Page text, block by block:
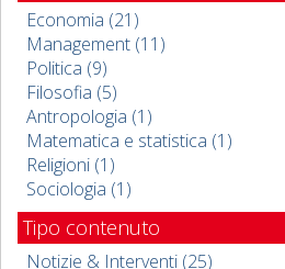
Economia (21)
Management (11)
Politica (9)
Filosofia (5)
Antropologia (1)
Matematica e statistica (1)
Religioni (1)
Sociologia (1)
Tipo contenuto
Notizie & Interventi (25)